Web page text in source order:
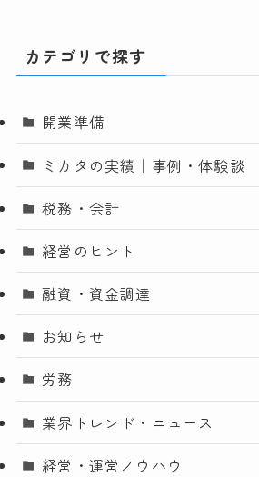
カテゴリで探す
開業準備
ミカタの実績｜事例・体験談
税務・会計
経営のヒント
融資・資金調達
お知らせ
労務
業界トレンド・ニュース
経営・運営ノウハウ